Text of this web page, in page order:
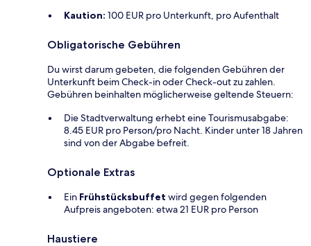
Kaution: 100 EUR pro Unterkunft, pro Aufenthalt
Obligatorische Gebühren
Du wirst darum gebeten, die folgenden Gebühren der
Unterkunft beim Check-in oder Check-out zu zahlen.
Gebühren beinhalten möglicherweise geltende Steuern:
Die Stadtverwaltung erhebt eine Tourismusabgabe:
8.45 EUR pro Person/pro Nacht. Kinder unter 18 Jahren
sind von der Abgabe befreit.
Optionale Extras
Ein Frühstücksbuffet wird gegen folgenden
Aufpreis angeboten: etwa 21 EUR pro Person
Haustiere